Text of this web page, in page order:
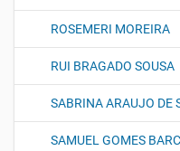
ROSEMERI MOREIRA
RUI BRAGADO SOUSA
SABRINA ARAUJO DE
SAMUEL GOMES